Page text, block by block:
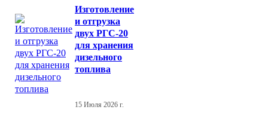
Изготовление
и отгрузка
двух РГС-20
для хранения
дизельного
топлива
15 Июля 2026 г.